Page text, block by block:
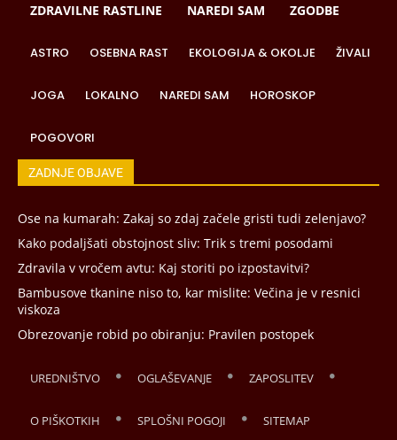
ZDRAVILNE RASTLINE NAREDI SAM ZGODBE
ASTRO OSEBNA RAST EKOLOGIJA & OKOLJE ŽIVALI
JOGA LOKALNO NAREDI SAM HOROSKOP
POGOVORI
ZADNJE OBJAVE
Ose na kumarah: Zakaj so zdaj začele gristi tudi zelenjavo?
Kako podaljšati obstojnost sliv: Trik s tremi posodami
Zdravila v vročem avtu: Kaj storiti po izpostavitvi?
Bambusove tkanine niso to, kar mislite: Večina je v resnici
viskoza
Obrezovanje robid po obiranju: Pravilen postopek
UREDNIŠTVO OGLAŠEVANJE ZAPOSLITEV
O PIŠKOTKIH SPLOŠNI POGOJI SITEMAP